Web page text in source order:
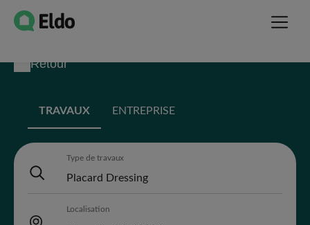
Retour
TRAVAUX ENTREPRISE
Type de travaux
Localisation